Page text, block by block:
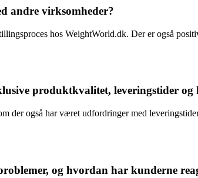
andre virksomheder?
hos WeightWorld.dk. Der er også
produktkvalitet, leveringstider
der også har været udfordringer med
og hvordan har kunderne